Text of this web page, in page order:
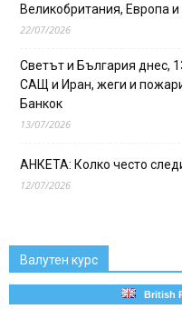
Великобритания, Европа
22/07/2026
Светът и България днес,
САЩ и Иран, жеги и
Банкок
13/07/2026
АНКЕТА: Колко често
12/07/2026
Валутен курс
British